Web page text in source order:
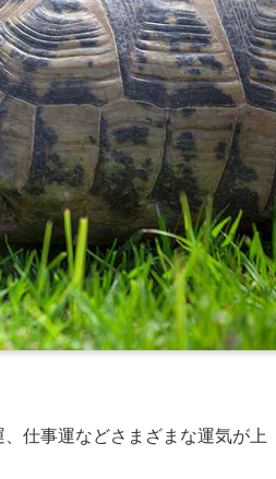
仕事運などさまざまな運気が上